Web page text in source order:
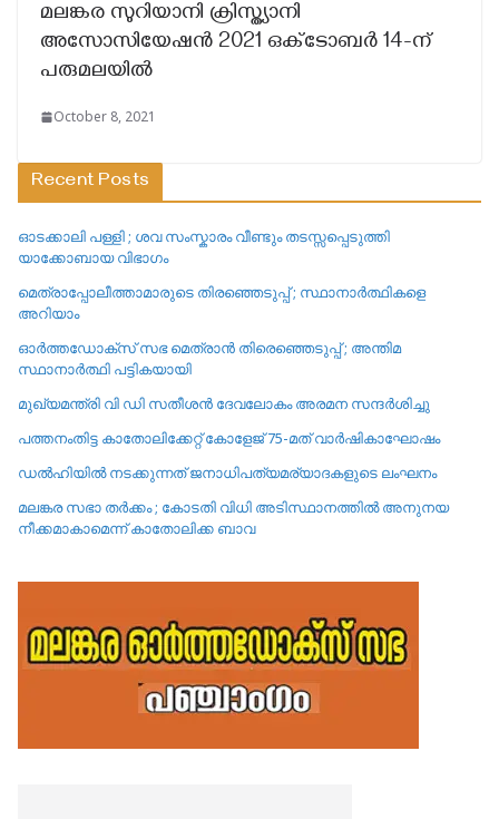
മലങ്കര സുറിയാനി ക്രിസ്ത്യാനി
അസോസിയേഷന്‍ 2021 ഒക്‌ടോബര്‍ 14-ന്
പരുമലയില്‍
October 8, 2021
Recent Posts
ഓടക്കാലി പള്ളി ; ശവ സംസ്കാരം വീണ്ടും തടസ്സപ്പെടുത്തി
യാക്കോബായ വിഭാഗം
മെത്രാപ്പോലീത്താമാരുടെ തിരഞ്ഞെടുപ്പ് ; സ്ഥാനാർത്ഥികളെ
അറിയാം
ഓർത്തഡോക്സ് സഭ മെത്രാൻ തിരെഞ്ഞെടുപ്പ് ; അന്തിമ
സ്ഥാനാർത്ഥി പട്ടികയായി
മുഖ്യമന്ത്രി വി ഡി സതീശൻ ദേവലോകം അരമന സന്ദർശിച്ചു
പത്തനംതിട്ട കാതോലിക്കേറ്റ്‌ കോളേജ്‌ 75-മത് വാർഷികാഘോഷം
ഡൽഹിയിൽ നടക്കുന്നത് ജനാധിപത്യമര്യാദകളുടെ ലംഘനം
മലങ്കര സഭാ തർക്കം ; കോടതി വിധി അടിസ്ഥാനത്തിൽ അനുനയ
നീക്കമാകാമെന്ന് കാതോലിക്ക ബാവ